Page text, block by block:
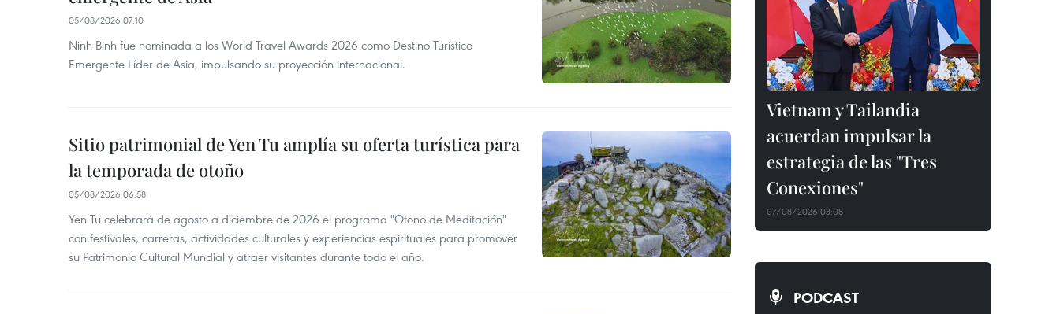
05/08/2026 07:10
Ninh Binh fue nominada a los World Travel Awards 2026 como Destino Turístico
Emergente Líder de Asia, impulsando su proyección internacional.
Sitio patrimonial de Yen Tu amplía su oferta turística para
la temporada de otoño
05/08/2026 06:58
Yen Tu celebrará de agosto a diciembre de 2026 el programa "Otoño de Meditación"
con festivales, carreras, actividades culturales y experiencias espirituales para promover
su Patrimonio Cultural Mundial y atraer visitantes durante todo el año.
Vietnam y Tailandia
acuerdan impulsar la
estrategia de las "Tres
Conexiones"
07/08/2026 03:08
PODCAST